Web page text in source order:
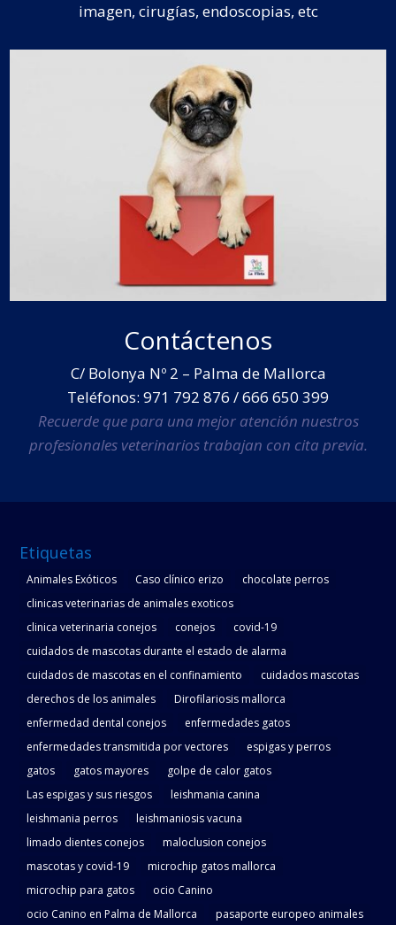
imagen, cirugías, endoscopias, etc
Contáctenos
C/ Bolonya Nº 2 – Palma de Mallorca
Teléfonos: 971 792 876 / 666 650 399
Recuerde que para una mejor atención nuestros
profesionales veterinarios trabajan con cita previa.
Etiquetas
Animales Exóticos Caso clínico erizo
chocolate perros
clinicas veterinarias de animales exoticos
clinica veterinaria conejos
conejos
covid-19
cuidados de mascotas durante el estado de alarma
cuidados de mascotas en el confinamiento
cuidados mascotas
derechos de los animales
Dirofilariosis mallorca
enfermedad dental conejos
enfermedades gatos
enfermedades transmitida por vectores
espigas y perros
gatos
gatos mayores
golpe de calor gatos
Las espigas y sus riesgos
leishmania canina
leishmania perros
leishmaniosis vacuna
limado dientes conejos
maloclusion conejos
mascotas y covid-19
microchip gatos mallorca
microchip para gatos
ocio Canino
ocio Canino en Palma de Mallorca
pasaporte europeo animales